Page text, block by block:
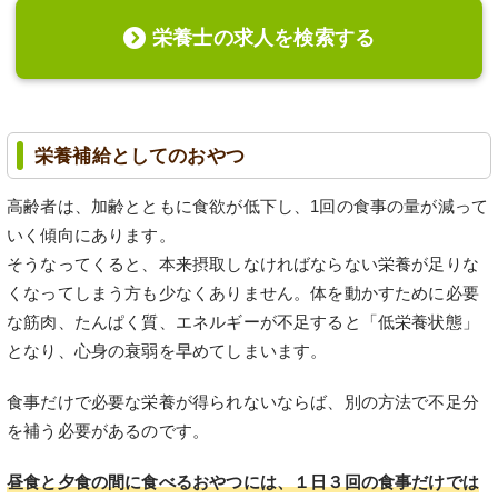
栄養士の求人を検索する
栄養補給としてのおやつ
高齢者は、加齢とともに食欲が低下し、1回の食事の量が減って
いく傾向にあります。
そうなってくると、本来摂取しなければならない栄養が足りな
くなってしまう方も少なくありません。体を動かすために必要
な筋肉、たんぱく質、エネルギーが不足すると「低栄養状態」
となり、心身の衰弱を早めてしまいます。
食事だけで必要な栄養が得られないならば、別の方法で不足分
を補う必要があるのです。
昼食と夕食の間に食べるおやつには、１日３回の食事だけでは